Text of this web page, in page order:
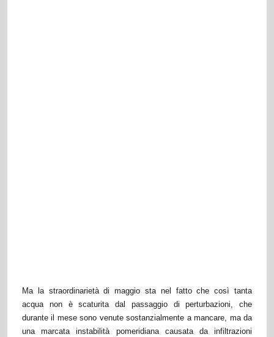
Ma la straordinarietà di maggio sta nel fatto che così tanta
acqua non è scaturita dal passaggio di perturbazioni, che
durante il mese sono venute sostanzialmente a mancare, ma da
una marcata instabilità pomeridiana causata da infiltrazioni